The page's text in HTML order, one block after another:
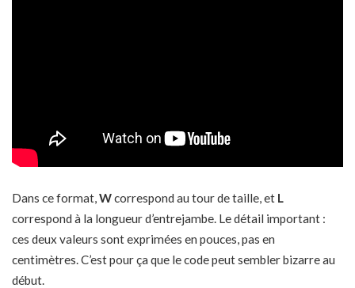
Dans ce format, Wcorrespond au tour de taille, et L
correspond à la longueur d’entrejambe. Le détail important :
ces deux valeurs sont exprimées en pouces, pas en
centimètres. C’est pour ça que le code peut sembler bizarre au
début.